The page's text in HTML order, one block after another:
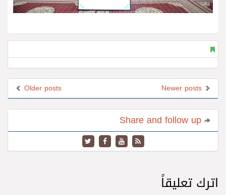
Older posts
اترك تعليقاً